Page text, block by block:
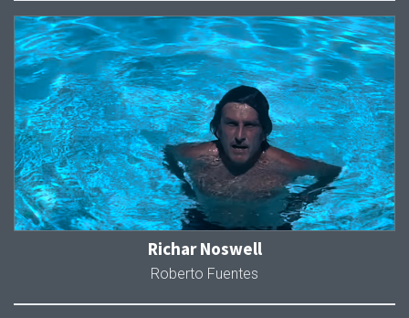
Richar Noswell
Roberto Fuentes